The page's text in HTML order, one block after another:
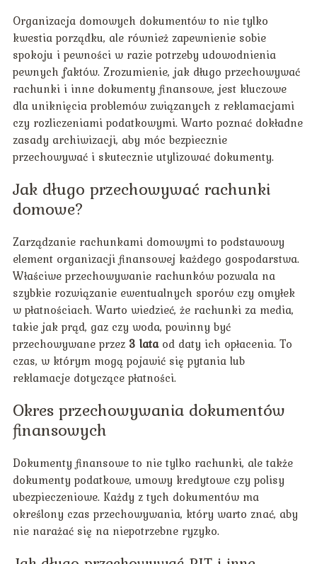
Organizacja domowych dokumentów to nie tylko
kwestia porządku, ale również zapewnienie sobie
spokoju i pewności w razie potrzeby udowodnienia
pewnych faktów. Zrozumienie, jak długo przechowywać
rachunki i inne dokumenty finansowe, jest kluczowe
dla uniknięcia problemów związanych z reklamacjami
czy rozliczeniami podatkowymi. Warto poznać dokładne
zasady archiwizacji, aby móc bezpiecznie
przechowywać i skutecznie utylizować dokumenty.
Jak długo przechowywać rachunki
domowe?
Zarządzanie rachunkami domowymi to podstawowy
element organizacji finansowej każdego gospodarstwa.
Właściwe przechowywanie rachunków pozwala na
szybkie rozwiązanie ewentualnych sporów czy omyłek
w płatnościach. Warto wiedzieć, że rachunki za media,
takie jak prąd, gaz czy woda, powinny być
przechowywane przez 3 lataod daty ich opłacenia. To
czas, w którym mogą pojawić się pytania lub
reklamacje dotyczące płatności.
Okres przechowywania dokumentów
finansowych
Dokumenty finansowe to nie tylko rachunki, ale także
dokumenty podatkowe, umowy kredytowe czy polisy
ubezpieczeniowe. Każdy z tych dokumentów ma
określony czas przechowywania, który warto znać, aby
nie narażać się na niepotrzebne ryzyko.